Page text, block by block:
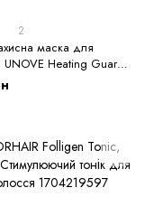
2
маска для
UNOVE Heating Guard
Treatment 147 мл